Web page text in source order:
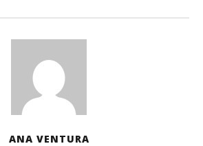
ANA VENTURA